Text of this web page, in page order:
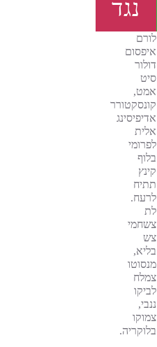
נגד
לורם
איפסום
דולור
סיט
אמט,
קונסקטורר
אדיפיסינג
אלית
לפרומי
בלוף
קינץ
תתיח
לרעח.
לת
צשחמי
צש
בליא,
מנסוטו
צמלח
לביקו
ננבי,
צמוקו
בלוקריה.